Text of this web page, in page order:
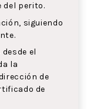
del perito.
siguiendo
el
la
de
de